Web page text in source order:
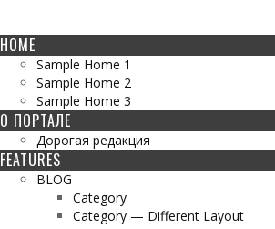
HOME
Sample Home 1
Sample Home 2
Sample Home 3
О ПОРТАЛЕ
Дорогая редакция
FEATURES
BLOG
Category
Category — Different Layout